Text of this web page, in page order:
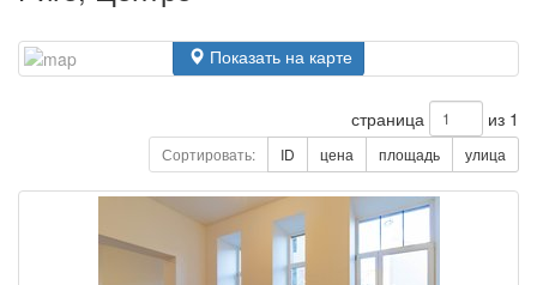
Показать на карте
страница из 1
Сортировать: ID цена площадь улица